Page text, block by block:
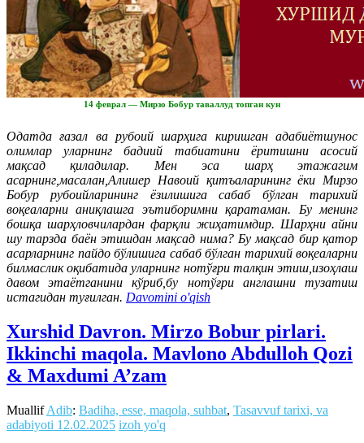
14 феврал — Мирзо Бобур таваллуд топган кун
Одатда ғазал ва рубоий шарҳига киришган адабиётшунос
олимлар уларнинг бадиий табиатини ёритишни асосий
мақсад қиладилар. Мен эса шарҳ этажагим
асарнинг,масалан,Алишер Навоий қитъаларининг ёки Мирзо
Бобур рубоийларининг ёзилишига сабаб бўлган тарихий
воқеаларни аниқлашга эътиборимни қаратаман. Бу менинг
бошқа шарҳловчилардан фарқли жиҳатимдир. Шарҳни айни
шу тарзда баён этишдан мақсад нима? Бу мақсад бир қатор
асарларнинг пайдо бўлишига сабаб бўлган тарихий воқеаларни
билмаслик оқибатида уларнинг нотўғри талқин этиш,изоҳлаш
давом этаётганини кўриб,бу нотўғри англашни тузатиш
истагидан туғилган. Davomini o'qish
Xurshid Davron. Mirzo Bobur pirlari.
Ikkinchi maqola. Mavlono Abdulloh Qozi
& Maxdumi A’zam
MuallifAdib: Badiha, esse, maqola, suhbat, Tasavvuf tarixi, va
adabiyoti 12.02.2025 izoh yo'q